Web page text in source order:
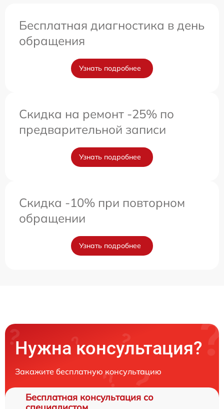
Бесплатная диагностика в день
обращения
Узнать подробнее
Скидка на ремонт -25% по
предварительной записи
Узнать подробнее
Скидка -10% при повторном
обращении
Узнать подробнее
Нужна консультация?
Закажите бесплатную консультацию
Бесплатная консультация со